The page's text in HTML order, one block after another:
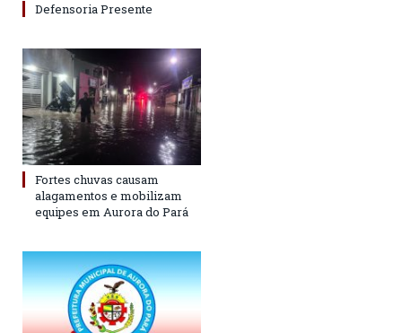
Defensoria Presente
Fortes chuvas causam
alagamentos e mobilizam
equipes em Aurora do Pará